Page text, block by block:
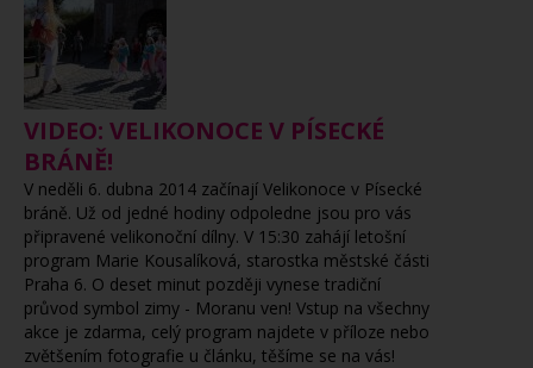
VIDEO: VELIKONOCE V PÍSECKÉ
BRÁNĚ!
V neděli 6. dubna 2014 začínají Velikonoce v Písecké
bráně. Už od jedné hodiny odpoledne jsou pro vás
připravené velikonoční dílny. V 15:30 zahájí letošní
program Marie Kousalíková, starostka městské části
Praha 6. O deset minut později vynese tradiční
průvod symbol zimy - Moranu ven! Vstup na všechny
akce je zdarma, celý program najdete v příloze nebo
zvětšením fotografie u článku, těšíme se na vás!